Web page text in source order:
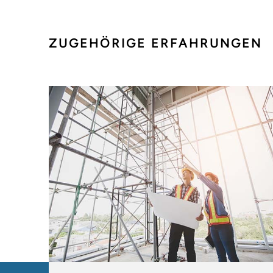
ZUGEHÖRIGE ERFAHRUNGEN